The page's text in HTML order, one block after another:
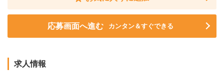
応募画面へ進む カンタン＆すぐできる
求人情報